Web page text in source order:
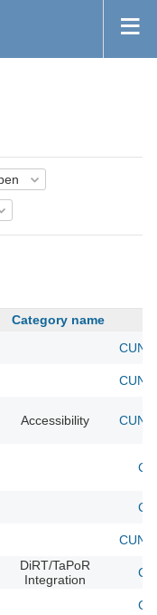
Category name
Accessibility
DiRT/TaPoR
Integration